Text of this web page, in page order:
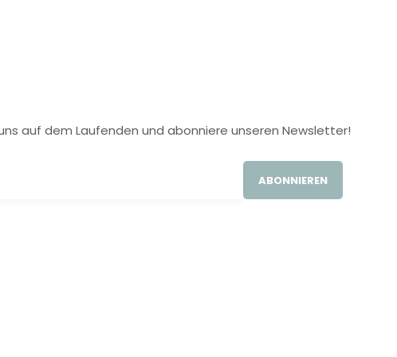
auf dem Laufenden und abonniere unseren Newsletter!
ABONNIEREN